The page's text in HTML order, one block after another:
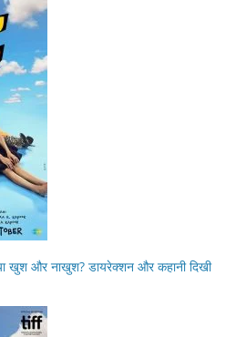
खुश और नाखुश? डायरेक्शन और कहानी दिखी